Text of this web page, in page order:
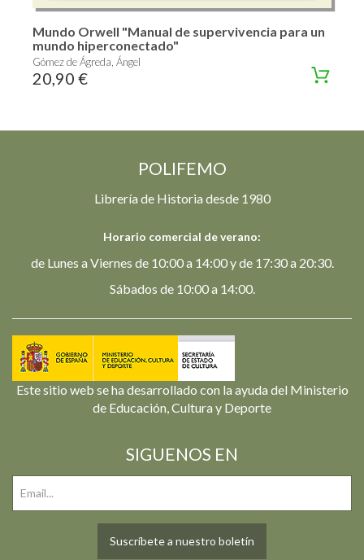
Mundo Orwell "Manual de supervivencia para un
mundo hiperconectado"
Gómez de Ágreda, Ángel
20,90 €
POLIFEMO
Librería de Historia desde 1980
Horario comercial de verano:
de Lunes a Viernes de 10:00 a 14:00 y de 17:30 a 20:30.
Sábados de 10:00 a 14:00.
Este sitio web se ha desarrollado con la ayuda del Ministerio
de Educación, Cultura y Deporte
SIGUENOS EN
Suscríbete a nuestro boletín